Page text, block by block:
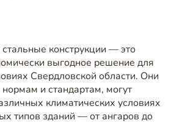
конструкции — это
выгодное решение для
Свердловской области. Они
и стандартам, могут
климатических условиях
типов зданий — от ангаров до